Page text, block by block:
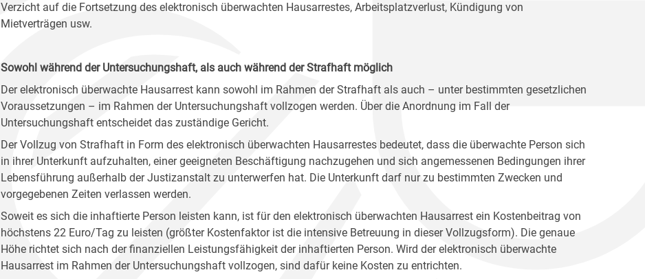
Verzicht auf die Fortsetzung des elektronisch überwachten Hausarrestes, Arbeitsplatzverlust, Kündigung von
Mietverträgen usw.
Sowohl während der Untersuchungshaft, als auch während der Strafhaft möglich
Der elektronisch überwachte Hausarrest kann sowohl im Rahmen der Strafhaft als auch – unter bestimmten gesetzlichen
Voraussetzungen – im Rahmen der Untersuchungshaft vollzogen werden. Über die Anordnung im Fall der
Untersuchungshaft entscheidet das zuständige Gericht.
Der Vollzug von Strafhaft in Form des elektronisch überwachten Hausarrestes bedeutet, dass die überwachte Person sich
in ihrer Unterkunft aufzuhalten, einer geeigneten Beschäftigung nachzugehen und sich angemessenen Bedingungen ihrer
Lebensführung außerhalb der Justizanstalt zu unterwerfen hat. Die Unterkunft darf nur zu bestimmten Zwecken und
vorgegebenen Zeiten verlassen werden.
Soweit es sich die inhaftierte Person leisten kann, ist für den elektronisch überwachten Hausarrest ein Kostenbeitrag von
höchstens 22 Euro/Tag zu leisten (größter Kostenfaktor ist die intensive Betreuung in dieser Vollzugsform). Die genaue
Höhe richtet sich nach der finanziellen Leistungsfähigkeit der inhaftierten Person. Wird der elektronisch überwachte
Hausarrest im Rahmen der Untersuchungshaft vollzogen, sind dafür keine Kosten zu entrichten.